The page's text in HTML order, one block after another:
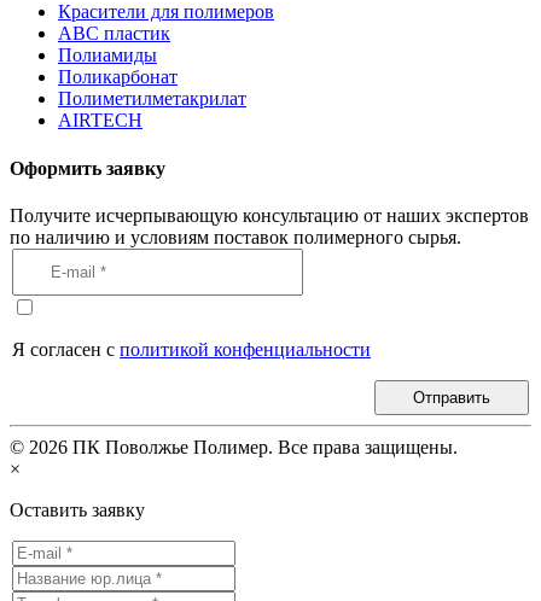
Красители для полимеров
АВС пластик
Полиамиды
Поликарбонат
Полиметилметакрилат
AIRTECH
Оформить заявку
Получите исчерпывающую консультацию от наших экспертов
по наличию и условиям поставок полимерного сырья.
Я согласен с политикой конфенциальности
Отправить
© 2026 ПК Поволжье Полимер. Все права защищены.
×
Оставить заявку